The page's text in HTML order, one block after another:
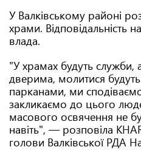
У Валківському районі
храми. Відповідальність
влада.
"У храмах будуть служби,
дверима, молитися будуть
парканами, ми
закликаємо до цього
масового освячення не
навіть", — розповіла
голови Валківської РДА